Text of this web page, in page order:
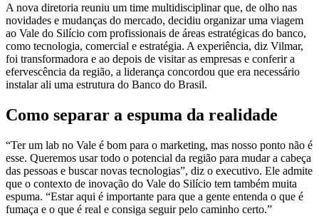
A nova diretoria reuniu um time multidisciplinar que, de olho nas
novidades e mudanças do mercado, decidiu organizar uma viagem
ao Vale do Silício com profissionais de áreas estratégicas do banco,
como tecnologia, comercial e estratégia. A experiência, diz Vilmar,
foi transformadora e ao depois de visitar as empresas e conferir a
efervescência da região, a liderança concordou que era necessário
instalar ali uma estrutura do Banco do Brasil.
Como separar a espuma da realidade
“Ter um lab no Vale é bom para o marketing, mas nosso ponto não é
esse. Queremos usar todo o potencial da região para mudar a cabeça
das pessoas e buscar novas tecnologias”, diz o executivo. Ele admite
que o contexto de inovação do Vale do Silício tem também muita
espuma. “Estar aqui é importante para que a gente entenda o que é
fumaça e o que é real e consiga seguir pelo caminho certo.”